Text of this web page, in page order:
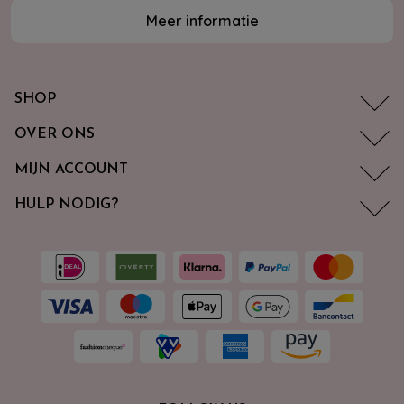
Meer informatie
SHOP
OVER ONS
MIJN ACCOUNT
HULP NODIG?